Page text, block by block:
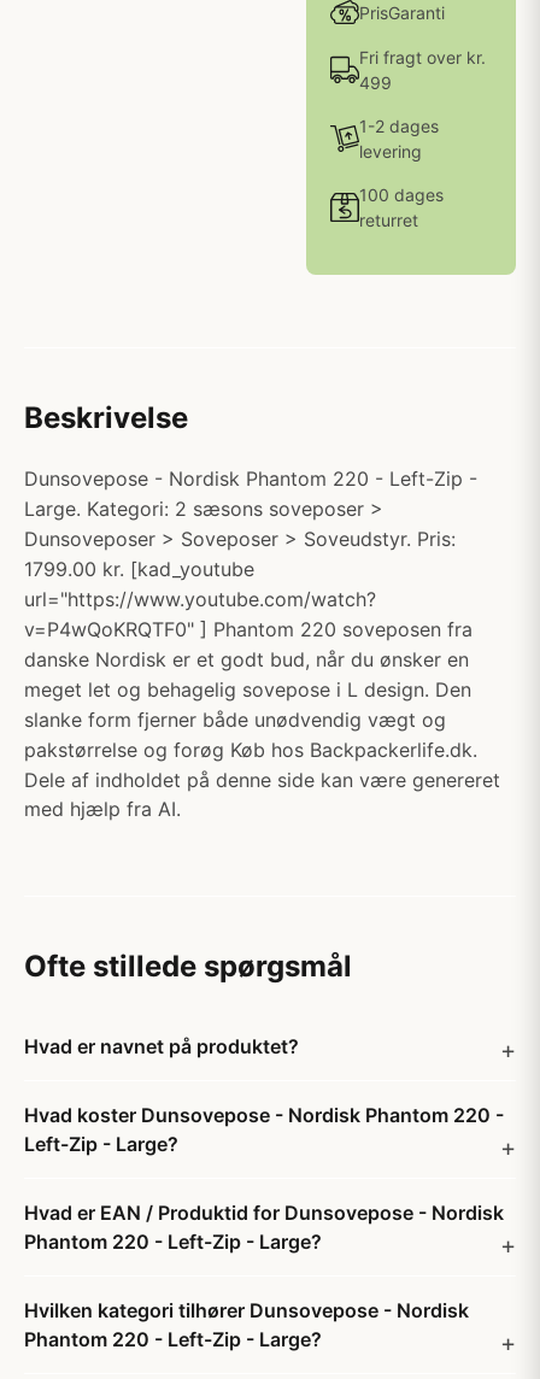
PrisGaranti
Fri fragt over kr.
499
1-2 dages
levering
100 dages
returret
Beskrivelse
Dunsovepose - Nordisk Phantom 220 - Left-Zip -
Large. Kategori: 2 sæsons soveposer >
Dunsoveposer > Soveposer > Soveudstyr. Pris:
1799.00 kr. [kad_youtube
url="https://www.youtube.com/watch?
v=P4wQoKRQTF0" ] Phantom 220 soveposen fra
danske Nordisk er et godt bud, når du ønsker en
meget let og behagelig sovepose i L design. Den
slanke form fjerner både unødvendig vægt og
pakstørrelse og forøg Køb hos Backpackerlife.dk.
Dele af indholdet på denne side kan være genereret
med hjælp fra AI.
Ofte stillede spørgsmål
Hvad er navnet på produktet?
Hvad koster Dunsovepose - Nordisk Phantom 220 -
Left-Zip - Large?
Hvad er EAN / Produktid for Dunsovepose - Nordisk
Phantom 220 - Left-Zip - Large?
Hvilken kategori tilhører Dunsovepose - Nordisk
Phantom 220 - Left-Zip - Large?